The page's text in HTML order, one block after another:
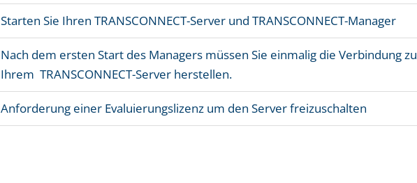
Starten Sie Ihren TRANSCONNECT-Server und TRANSCONNECT-Manager
Nach dem ersten Start des Managers müssen Sie einmalig die Verbindung zu
Ihrem TRANSCONNECT-Server herstellen.
Anforderung einer Evaluierungslizenz um den Server freizuschalten